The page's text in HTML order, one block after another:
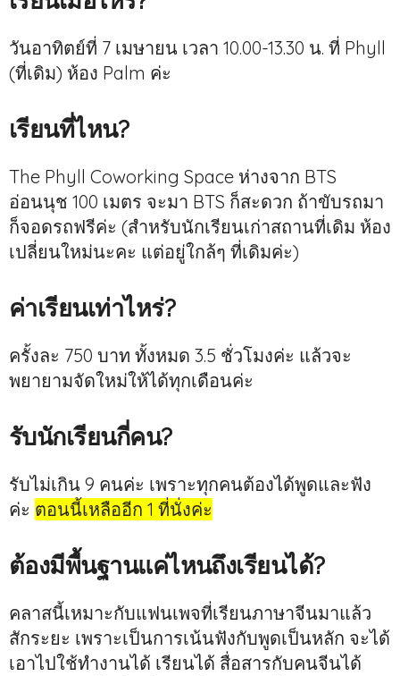
วันอาทิตย์ที่ 7 เมษายน เวลา 10.00-13.30 น. ที่ Phyll
(ที่เดิม) ห้อง Palm ค่ะ
เรียนที่ไหน?
The Phyll Coworking Space ห่างจาก BTS
อ่อนนุช 100 เมตร จะมา BTS ก็สะดวก ถ้าขับรถมา
ก็จอดรถฟรีค่ะ (สำหรับนักเรียนเก่าสถานที่เดิม ห้อง
เปลี่ยนใหม่นะคะ แต่อยู่ใกล้ๆ ที่เดิมค่ะ)
ค่าเรียนเท่าไหร่?
ครั้งละ 750 บาท ทั้งหมด 3.5 ชั่วโมงค่ะ แล้วจะ
พยายามจัดใหม่ให้ได้ทุกเดือนค่ะ
รับนักเรียนกี่คน?
รับไม่เกิน 9 คนค่ะ เพราะทุกคนต้องได้พูดและฟัง
ค่ะ ตอนนี้เหลืออีก 1 ที่นั่งค่ะ
ต้องมีพื้นฐานแค่ไหนถึงเรียนได้?
คลาสนี้เหมาะกับแฟนเพจที่เรียนภาษาจีนมาแล้ว
สักระยะ เพราะเป็นการเน้นฟังกับพูดเป็นหลัก จะได้
เอาไปใช้ทำงานได้ เรียนได้ สื่อสารกับคนจีนได้